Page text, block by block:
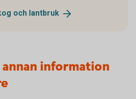
och lantbruk
information